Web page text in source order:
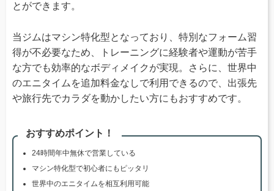
とができます。
当ジムはマシン特化型となっており、特別なフォーム習
得が不必要なため、トレーニングに経験者や運動が苦手
な方でも効率的なボディメイクが実現。さらに、世界中
のエニタイムを追加料金なしで利用できるので、出張先
や旅行先でカラダを動かしたい方にもおすすめです。
おすすめポイント！
24時間年中無休で営業している
マシン特化型で初心者にもピッタリ
世界中のエニタイムを相互利用可能